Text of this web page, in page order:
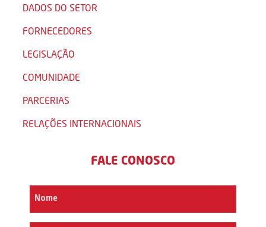
DADOS DO SETOR
FORNECEDORES
LEGISLAÇÃO
COMUNIDADE
PARCERIAS
RELAÇÕES INTERNACIONAIS
FALE CONOSCO